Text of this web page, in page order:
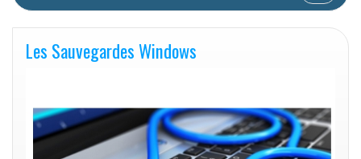
Les Sauvegardes Windows